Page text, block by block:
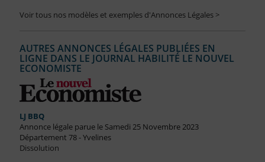
Voir tous nos modèles et exemples d'Annonces Légales >
AUTRES ANNONCES LÉGALES PUBLIÉES EN
LIGNE DANS LE JOURNAL HABILITÉ LE NOUVEL
ECONOMISTE
LJ BBQ
Annonce légale parue le Samedi 25 Novembre 2023
Département 78 - Yvelines
Dissolution